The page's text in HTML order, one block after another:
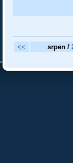
<< srpen /